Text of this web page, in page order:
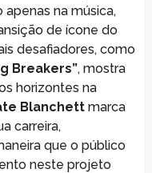
na música,
de ícone do
desafiadores, como
Breakers”, mostra
horizontes na
Blanchettmarca
carreira,
que o público
neste projeto